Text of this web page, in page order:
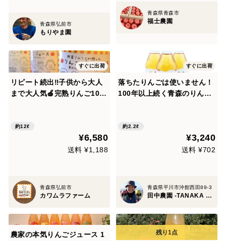
青森県弘前市
もりやま園
青森県青森市
福士農園
すぐに出荷
リピート続出‼️子供から大人
まで大人気🍎完熟りんご10
約12ℓ
¥6,580
送料 ¥1,188
青森県弘前市
カワムラファーム
すぐに出荷
落ちたりんごは使いません！
100年以上続く青森のりんご
☆180㎖瓶(12本入)大切な方
へのプレゼントにもおススメ
約2.2ℓ
¥3,240
送料 ¥702
青森県平川市沖館西田89-3
田中農園 -TANAKA FARM since 1893-
農家の本気りんごジュース 1